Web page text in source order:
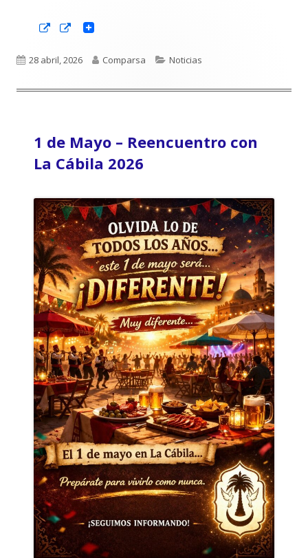
Abrir
ventana
Abrir
ventana
Publicado
28 abril, 2026 Autor
Comparsa Categorías
Noticias
1 de Mayo – Reencuentro con
La Cábila 2026